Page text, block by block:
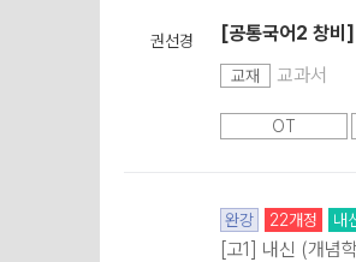
권선경
[공통국어2 창비
교재 교과서
OT
완강 22개정 내
[고1] 내신 (개념